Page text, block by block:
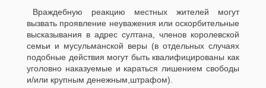
Враждебную реакцию местных жителей могут
вызвать проявление неуважения или оскорбительные
высказывания в адрес султана, членов королевской
семьи и мусульманской веры (в отдельных случаях
подобные действия могут быть квалифицированы как
уголовно наказуемые и караться лишением свободы
и/или крупным денежным,штрафом).